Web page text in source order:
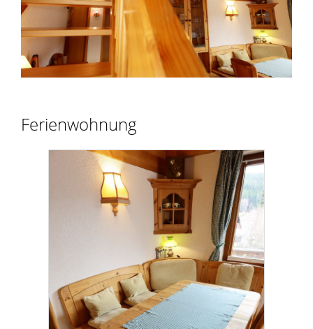
Ferienwohnung